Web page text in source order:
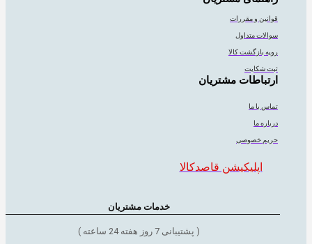
قوانین و مقررات
سوالات متداول
رویه بازگشت کالا
ثبت شکایت
ارتباطات مشتریان
تماس با ما
درباره ما
حریم خصوصی
اپلیکیشن قاصدکالا
خدمات مشتریان
( پشتیبانی 7 روز هفته 24 ساعته )